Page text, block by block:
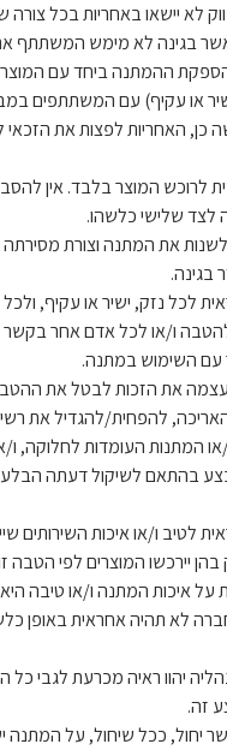
לא יישאו באחריות בכל
בגינה לא מימש המשתתף
להספקת ההמתנה ביחד עם
או עקיף) עם המשתתפים
כן, האחריות לפצות את
לרוכש המוצר בלבד. אין
לצד שלישי כלשהו.
לשנות את המתנה וצורת
בגינה.
לכל נזק, ישיר או עקיף,
להטבה ו/או לכל אדם אחר
השימוש במתנה.
את הזכות לבטל את
להפחית/להגדיל את
העומדות לחלוקה, ו/
בהתאם לשיקול דעתה
לטיב ו/או איכות השירותים
יירכשו המוצרים לפי הטבה
על איכות המתנה ו/או טיבה
לא תהיה אחראית באופן
ונהליה יהוו ראיה מכרעת לגבי
זה.
יחול, ככל שיחול, על המתנה